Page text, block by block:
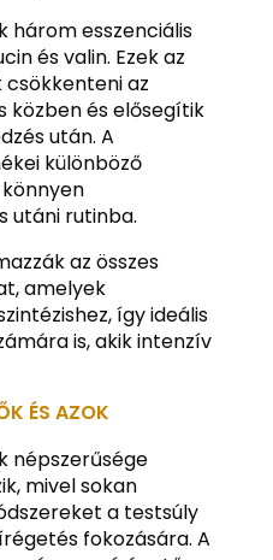
három esszenciális
és valin. Ezek az
az
közben és elősegítik
után. A
különböző
utáni rutinba.
az összes
amelyek
így ideális
is, akik intenzív
ÉS AZOK
népszerűsége
mivel sokan
a testsúly
fokozására. A